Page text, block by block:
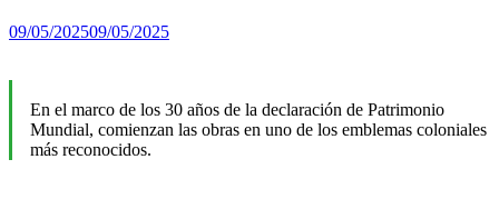
09/05/202509/05/2025
En el marco de los 30 años de la declaración de Patrimonio
Mundial, comienzan las obras en uno de los emblemas coloniales
más reconocidos.